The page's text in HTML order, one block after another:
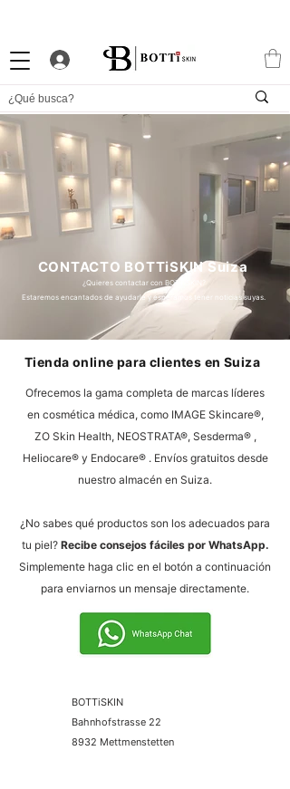
CONTACTO BOTTiSKIN Suiza
¿Quieres contactar con BOTTiSKIN?
Estaremos encantados de ayudarle y esperamos tener noticias suyas.
Tienda online para clientes en Suiza
Ofrecemos la gama completa de marcas líderes
en cosmética médica, como IMAGE Skincare®,
ZO Skin Health, NEOSTRATA®, Sesderma®,
Heliocare® y Endocare®. Envíos gratuitos desde
nuestro almacén en Suiza.
¿No sabes qué productos son los adecuados para
tu piel? Recibe consejos fáciles por WhatsApp.
Simplemente haga clic en el botón a continuación
para enviarnos un mensaje directamente.
BOTTiSKIN
Bahnhofstrasse 22
8932 Mettmenstetten